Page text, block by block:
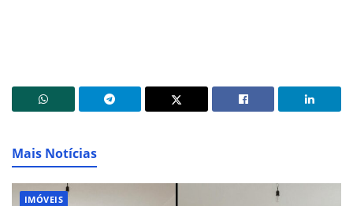
Mais Notícias
IMÓVEIS